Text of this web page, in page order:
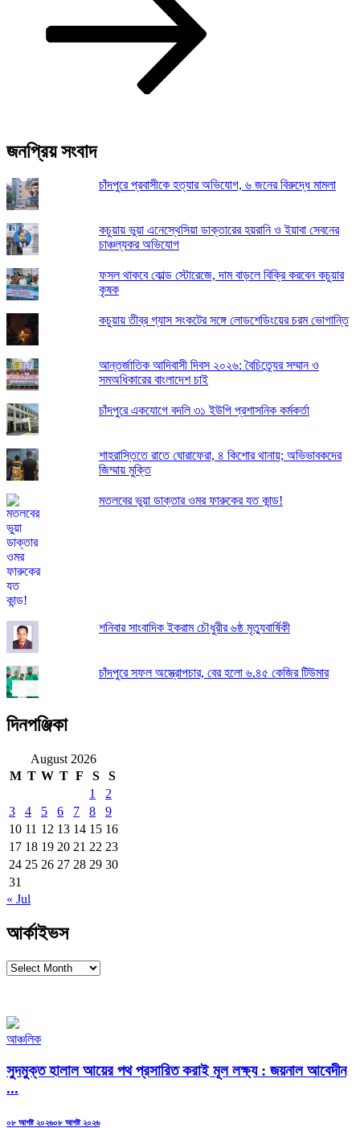
জনপ্রিয় সংবাদ
চাঁদপুরে প্রবাসীকে হত্যার অভিযোগ, ৬ জনের বিরুদ্ধে মামলা
কচুয়ায় ভুয়া এনেস্থেসিয়া ডাক্তারের হয়রানি ও ইয়াবা সেবনের
চাঞ্চল্যকর অভিযোগ
ফসল থাকবে কোল্ড স্টোরেজে, দাম বাড়লে বিক্রি করবেন কচুয়ার
কৃষক
কচুয়ায় তীব্র গ্যাস সংকটের সঙ্গে লোডশেডিংয়ের চরম ভোগান্তি
আন্তর্জাতিক আদিবাসী দিবস ২০২৬: বৈচিত্র্যের সম্মান ও
সমঅধিকারের বাংলাদেশ চাই
চাঁদপুরে একযোগে বদলি ৩১ ইউপি প্রশাসনিক কর্মকর্তা
শাহরাস্তিতে রাতে ঘোরাফেরা, ৪ কিশোর থানায়; অভিভাবকদের
জিম্মায় মুক্তি
মতলবের ভুয়া ডাক্তার ওমর ফারুকের যত কান্ড!
শনিবার সাংবাদিক ইকরাম চৌধুরীর ৬ষ্ঠ মৃত্যুবার্ষিকী
চাঁদপুরে সফল অস্ত্রোপচার, বের হলো ৬.৪৫ কেজির টিউমার
দিনপঞ্জিকা
August 2026
M T W T F S
S
1
2
3
4 5 6 7 8
9
10 11 12 13 14 15 16
17 18 19 20 21 22 23
24 25 26 27 28 29 30
31
« Jul
আর্কাইভস
আর্কাইভস
আঞ্চলিক
সুদমুক্ত হালাল আয়ের পথ প্রসারিত করাই মূল লক্ষ্য : জয়নাল আবেদীন
...
Posted
০৮ আগষ্ট ২০২৬০৮ আগষ্ট ২০২৬